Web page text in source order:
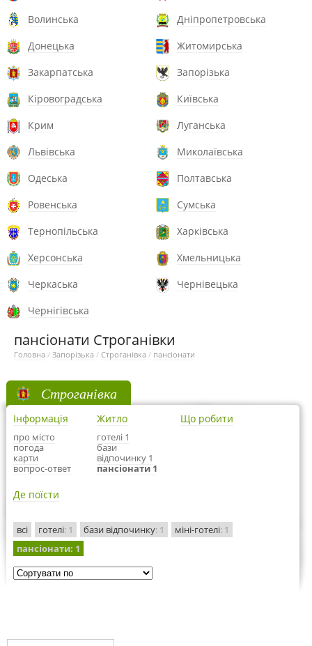
Волинська
Дніпропетровська
Донецька
Житомирська
Закарпатська
Запорізька
Кіровоградська
Київська
Крим
Луганська
Львівська
Миколаївська
Одеська
Полтавська
Ровенська
Сумська
Тернопільська
Харківська
Херсонська
Хмельницька
Черкаська
Чернівецька
Чернігівська
пансіонати Строганівки
Головна / Запорізька / Строганівка / пансіонати
Строганівка
Інформація
про місто
погода
карти
вопрос-ответ
Житло
готелі 1
бази
відпочинку 1
пансіонати 1
Що робити
Де поїсти
всі готелі: 1 бази відпочинку: 1 міні-готелі: 1
пансіонати: 1